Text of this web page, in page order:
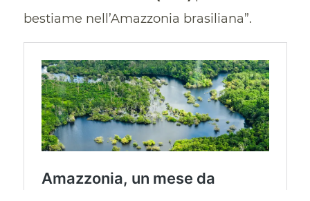
bestiame nell’Amazzonia brasiliana”.